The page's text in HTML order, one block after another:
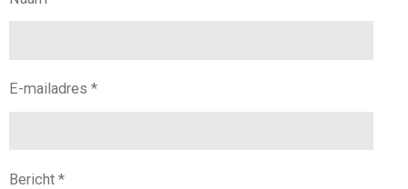
E-mailadres *
Bericht *